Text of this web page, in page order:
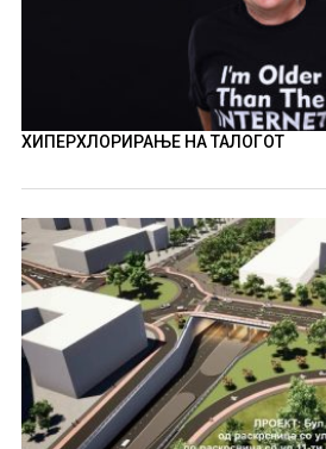
ХИПЕРХЛОРИРАЊЕ НА ТАЛОГОТ